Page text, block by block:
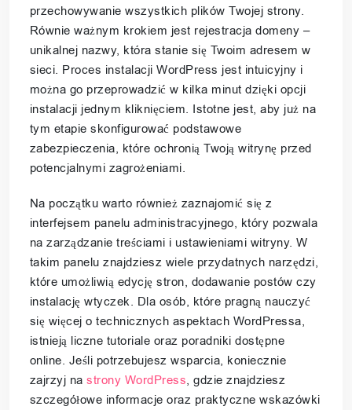
przechowywanie wszystkich plików Twojej strony.
Równie ważnym krokiem jest rejestracja domeny –
unikalnej nazwy, która stanie się Twoim adresem w
sieci. Proces instalacji WordPress jest intuicyjny i
można go przeprowadzić w kilka minut dzięki opcji
instalacji jednym kliknięciem. Istotne jest, aby już na
tym etapie skonfigurować podstawowe
zabezpieczenia, które ochronią Twoją witrynę przed
potencjalnymi zagrożeniami.
Na początku warto również zaznajomić się z
interfejsem panelu administracyjnego, który pozwala
na zarządzanie treściami i ustawieniami witryny. W
takim panelu znajdziesz wiele przydatnych narzędzi,
które umożliwią edycję stron, dodawanie postów czy
instalację wtyczek. Dla osób, które pragną nauczyć
się więcej o technicznych aspektach WordPressa,
istnieją liczne tutoriale oraz poradniki dostępne
online. Jeśli potrzebujesz wsparcia, koniecznie
zajrzyj nastrony WordPress, gdzie znajdziesz
szczegółowe informacje oraz praktyczne wskazówki